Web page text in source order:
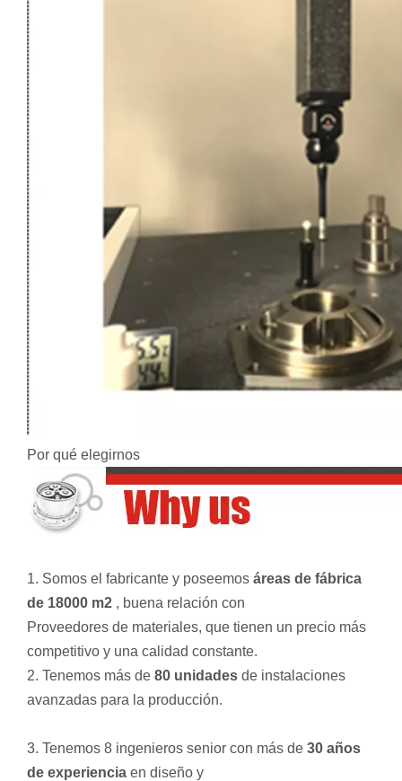
Por qué elegirnos
1. Somos el fabricante y poseemos áreas de fábrica
de 18000 m2 , buena relación con
Proveedores de materiales, que tienen un precio más
competitivo y una calidad constante.
2. Tenemos más de 80 unidades de instalaciones
avanzadas para la producción.
3. Tenemos 8 ingenieros senior con más de 30 años
de experiencia en diseño y